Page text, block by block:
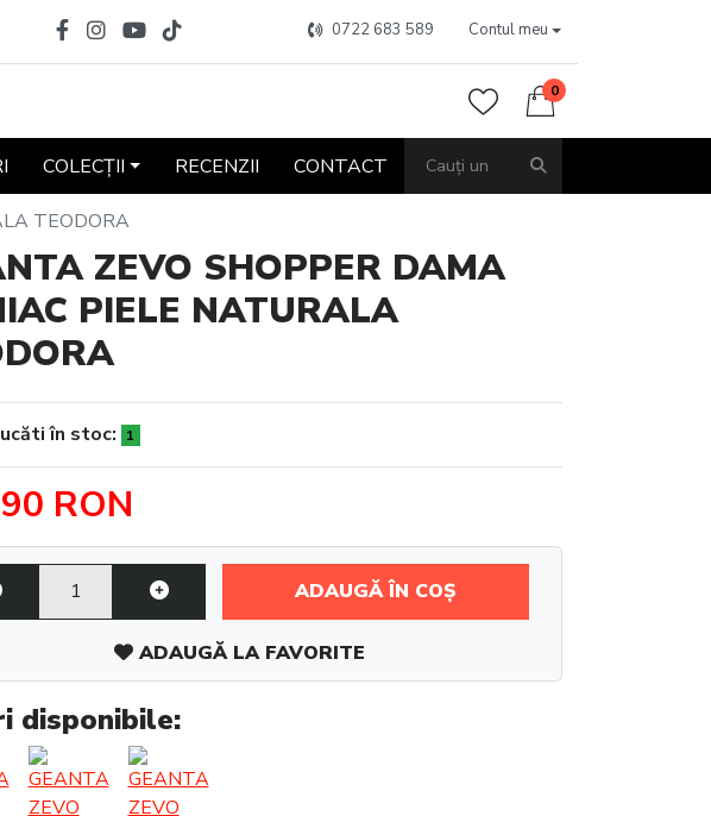
0722 683 589 Contul meu
0
COLECȚII RECENZII CONTACT
TEODORA
ZEVO SHOPPER DAMA
PIELE NATURALA
disponibile:
în stoc: 1
RON
ADAUGĂ ÎN COȘ
ADAUGĂ LA FAVORITE